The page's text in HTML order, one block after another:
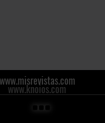
www.misrevistas.com
www.knoios.com